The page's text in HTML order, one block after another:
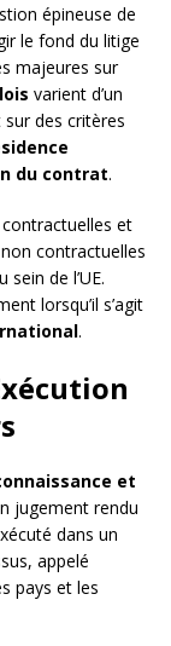
épineuse de
le fond du litige
majeures sur
varient d’un
sur des critères
du contrat.
et
contractuelles
de l’UE.
lorsqu’il s’agit
.
et
jugement rendu
dans un
appelé
pays et les